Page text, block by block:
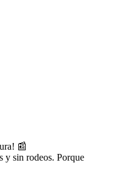
📰
y sin rodeos. Porque